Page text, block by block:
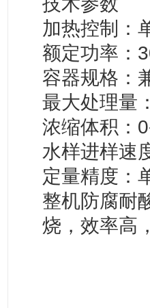
加热控制：
额定功率：
容器规格：
最大处理量
浓缩体积：
水样进样速
定量精度：
整机防腐耐
烧，效率高